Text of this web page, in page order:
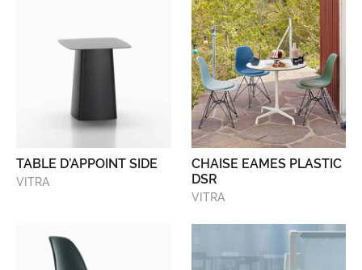
TABLE D’APPOINT SIDE
VITRA
CHAISE EAMES PLASTIC
DSR
VITRA